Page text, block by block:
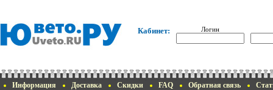
Кабинет: Логин
Информация Доставка Скидки FAQ Обратная связь